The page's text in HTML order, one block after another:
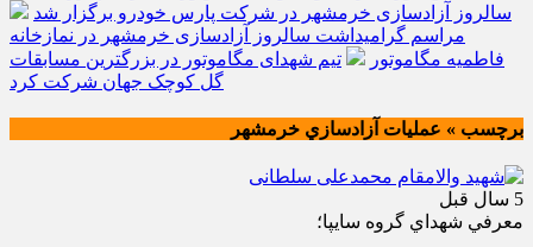
سالروز آزادسازی خرمشهر در شرکت پارس خودرو برگزار شد
مراسم گرامیداشت سالروز آزادسازی خرمشهر در نمازخانه
فاطمیه مگاموتور
تیم شهدای مگاموتور در بزرگترین مسابقات
گل کوچک جهان شرکت کرد
برچسب » عمليات آزادسازي خرمشهر
5 سال قبل
معرفي شهداي گروه سايپا؛